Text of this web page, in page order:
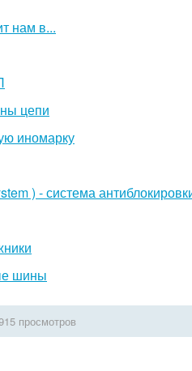
нам в...
цепи
иномарку
) - система
шины
просмотров